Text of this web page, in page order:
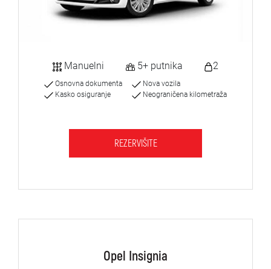
Manuelni 5+ putnika 2
Osnovna dokumenta
Kasko osiguranje
Nova vozila
Neograničena kilometraža
REZERVIŠITE
Opel Insignia